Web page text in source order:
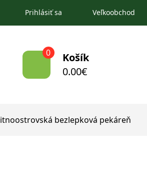
Prihlásiť sa Veľkoobchod
0
Košík
0.00€
bezlepková pekáreň